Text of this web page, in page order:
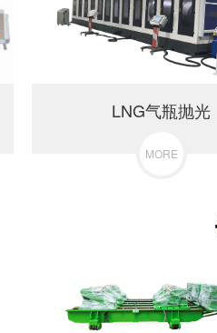
LNG气瓶抛光
MORE